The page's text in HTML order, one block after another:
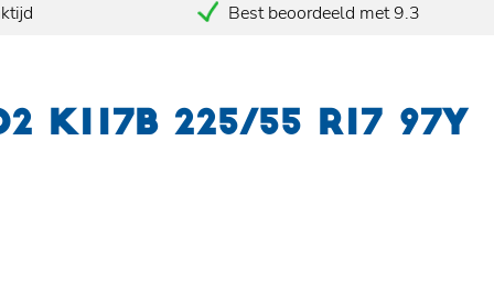
Best beoordeeld met 9.3
K117B 225/55 R17 97Y